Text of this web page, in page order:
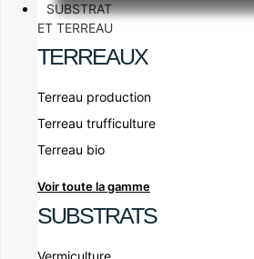
SUBSTRAT
ET TERREAU
TERREAUX
Terreau production
Terreau trufficulture
Terreau bio
Voir toute la gamme
SUBSTRATS